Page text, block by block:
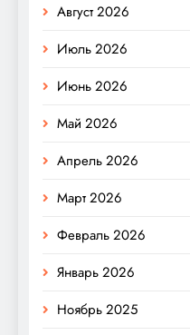
Август 2026
Июль 2026
Июнь 2026
Май 2026
Апрель 2026
Март 2026
Февраль 2026
Январь 2026
Ноябрь 2025